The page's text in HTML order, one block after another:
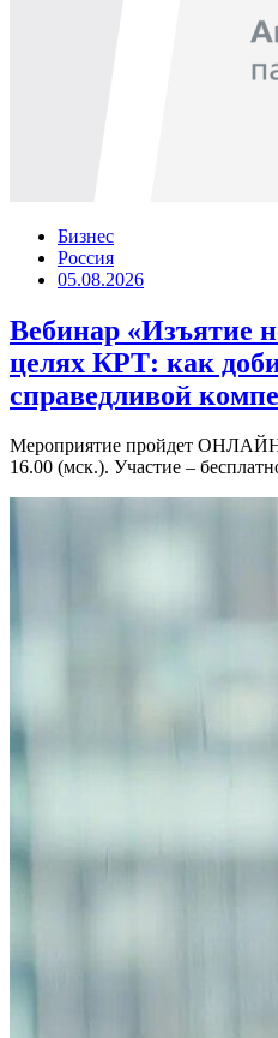
Бизнес
Россия
05.08.2026
Вебинар «Изъятие
целях КРТ: как
справедливой
Мероприятие пройдет ОНЛАЙН
16.00 (мск.). Участие –